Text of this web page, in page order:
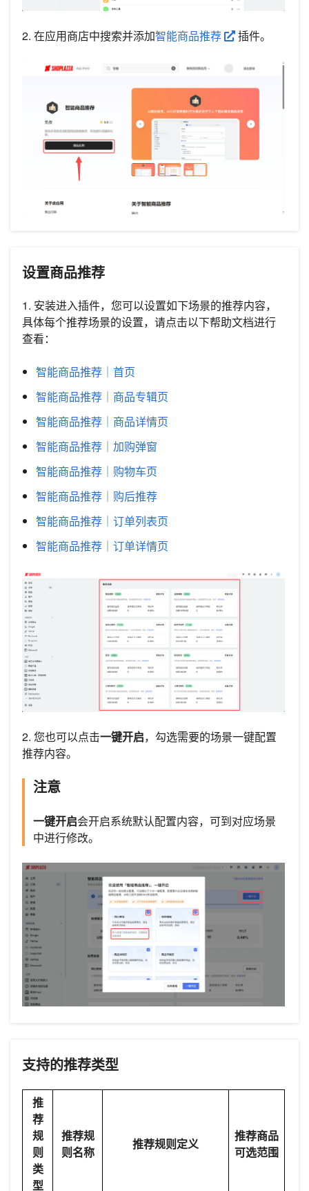
2. 在应用商店中搜索并添加智能商品推荐 插件。
设置商品推荐
1. 安装进入插件，您可以设置如下场景的推荐内容，
具体每个推荐场景的设置，请点击以下帮助文档进行
查看：
智能商品推荐｜首页
智能商品推荐｜商品专辑页
智能商品推荐｜商品详情页
智能商品推荐｜加购弹窗
智能商品推荐｜购物车页
智能商品推荐｜购后推荐
智能商品推荐｜订单列表页
智能商品推荐｜订单详情页
2. 您也可以点击一键开启，勾选需要的场景一键配置
推荐内容。
注意
一键开启会开启系统默认配置内容，可到对应场景
中进行修改。
支持的推荐类型
推
荐
规
则
类
型
推荐规
则名称
推荐规则定义
推荐商品
可选范围